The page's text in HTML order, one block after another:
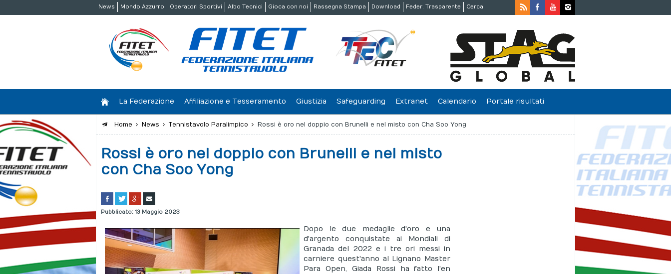
News Mondo Azzurro Operatori Sportivi Albo Tecnici Gioca con noi Rassegna Stampa Download Feder. Trasparente Cerca
La Federazione Affiliazione e Tesseramento Giustizia Safeguarding Extranet Calendario Portale risultati
Home News Tennistavolo Paralimpico Rossi è oro nel doppio con Brunelli e nel misto con Cha Soo Yong
Rossi è oro nel doppio con Brunelli e nel misto
con Cha Soo Yong
Pubblicato: 13 Maggio 2023
Dopo le due medaglie d'oro e una
d'argento conquistate ai Mondiali di
Granada del 2022 e i tre ori messi in
carniere quest'anno al Lignano Master
Para Open, Giada Rossi ha fatto l'en